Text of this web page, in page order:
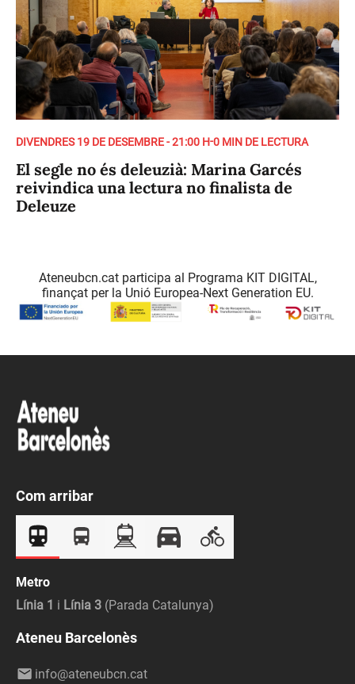
DIVENDRES 19 DE DESEMBRE - 21:00 H-0 MIN DE LECTURA
El segle no és deleuzià: Marina Garcés
reivindica una lectura no finalista de
Deleuze
Ateneubcn.cat participa al Programa KIT DIGITAL,
finançat per la Unió Europea-Next Generation EU.
Com arribar
Metro
Línia 1 i Línia 3 (Parada Catalunya)
Ateneu Barcelonès
info@ateneubcn.cat